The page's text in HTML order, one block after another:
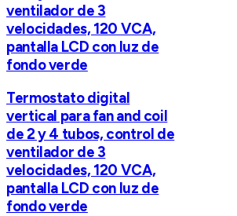
ventilador de 3
velocidades, 120 VCA,
pantalla LCD con luz de
fondo verde
Termostato digital
vertical para fan and coil
de 2 y 4 tubos, control de
ventilador de 3
velocidades, 120 VCA,
pantalla LCD con luz de
fondo verde